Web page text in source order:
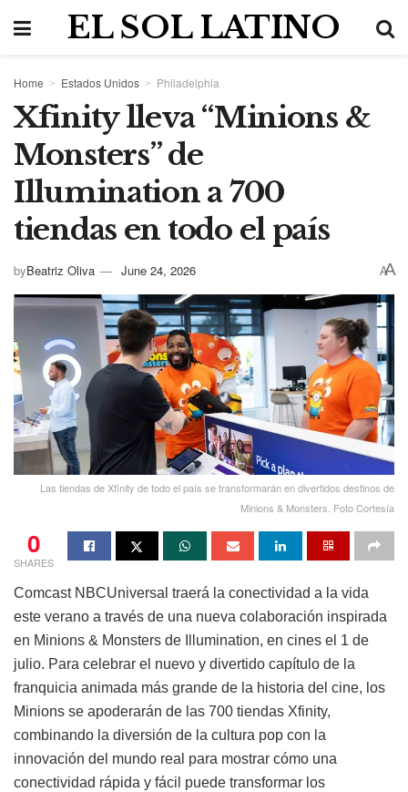
EL SOL LATINO
Home Estados Unidos Philadelphia
Xfinity lleva “Minions &
Monsters” de
Illumination a 700
tiendas en todo el país
byBeatriz Oliva June 24, 2026 AA
Las tiendas de Xfinity de todo el país se transformarán en divertidos destinos de
Minions & Monsters. Foto Cortesía
0
SHARES
Comcast NBCUniversal traerá la conectividad a la vida
este verano a través de una nueva colaboración inspirada
en Minions & Monsters de Illumination, en cines el 1 de
julio. Para celebrar el nuevo y divertido capítulo de la
franquicia animada más grande de la historia del cine, los
Minions se apoderarán de las 700 tiendas Xfinity,
combinando la diversión de la cultura pop con la
innovación del mundo real para mostrar cómo una
conectividad rápida y fácil puede transformar los